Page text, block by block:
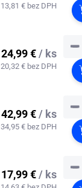
13,81 € bez DPH
24,99 €/ ks
20,32 € bez DPH
−
42,99 €/ ks
34,95 € bez DPH
−
17,99 €/ ks −